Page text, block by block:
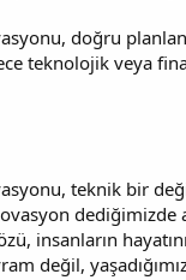
doğru
teknolojik veya
teknik bir
dediğimizde
insanların
değil,